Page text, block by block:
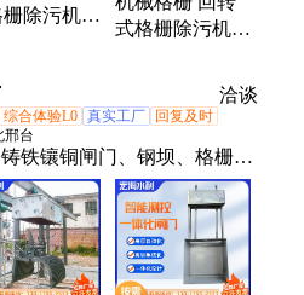
除污机
回转式
式格栅除污机
洽谈
综合体验L0 真实工厂
回复及时
邢台
铁镶铜闸门、钢坝、格栅除
、门式冲洗系统、堰门、智
闭机、平板滤网、钢制闸